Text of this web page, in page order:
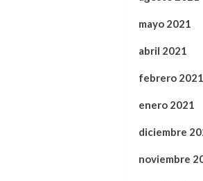
mayo 2021
abril 2021
febrero 2021
enero 2021
diciembre
noviembre